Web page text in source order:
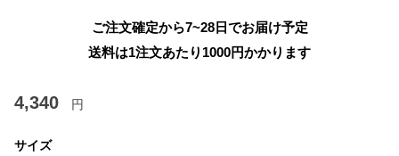
ご注文確定から7~28日でお届け予定
送料は1注文あたり 1000円かかります
4,340 円
サイズ